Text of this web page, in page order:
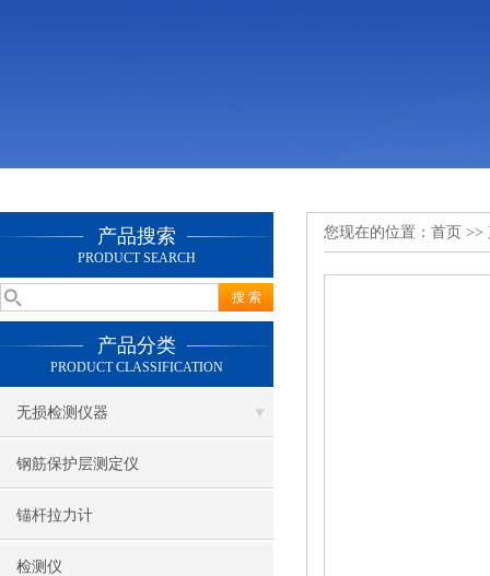
产品搜索
PRODUCT SEARCH
产品分类
PRODUCT CLASSIFICATION
无损检测仪器
钢筋保护层测定仪
锚杆拉力计
检测仪
您现在的位置： 首页 >>